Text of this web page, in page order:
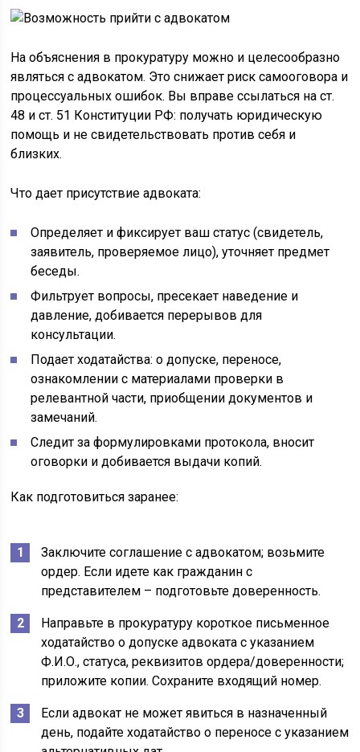
На объяснения в прокуратуру можно и целесообразно
являться с адвокатом. Это снижает риск самооговора и
процессуальных ошибок. Вы вправе ссылаться на ст.
48 и ст. 51 Конституции РФ: получать юридическую
помощь и не свидетельствовать против себя и
близких.
Что дает присутствие адвоката:
Определяет и фиксирует ваш статус (свидетель,
заявитель, проверяемое лицо), уточняет предмет
беседы.
Фильтрует вопросы, пресекает наведение и
давление, добивается перерывов для
консультации.
Подает ходатайства: о допуске, переносе,
ознакомлении с материалами проверки в
релевантной части, приобщении документов и
замечаний.
Следит за формулировками протокола, вносит
оговорки и добивается выдачи копий.
Как подготовиться заранее:
Заключите соглашение с адвокатом; возьмите
ордер. Если идете как гражданин с
представителем – подготовьте доверенность.
Направьте в прокуратуру короткое письменное
ходатайство о допуске адвоката с указанием
Ф.И.О., статуса, реквизитов ордера/доверенности;
приложите копии. Сохраните входящий номер.
Если адвокат не может явиться в назначенный
день, подайте ходатайство о переносе с указанием